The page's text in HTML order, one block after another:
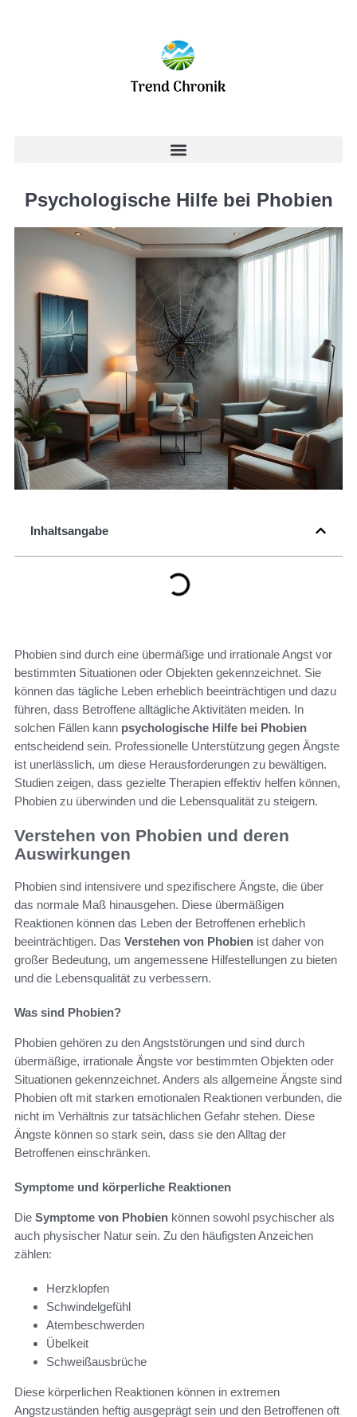
Psychologische Hilfe bei Phobien
Inhaltsangabe
Phobien sind durch eine übermäßige und irrationale Angst vor
bestimmten Situationen oder Objekten gekennzeichnet. Sie
können das tägliche Leben erheblich beeinträchtigen und dazu
führen, dass Betroffene alltägliche Aktivitäten meiden. In
solchen Fällen kann psychologische Hilfe bei Phobien
entscheidend sein. Professionelle Unterstützung gegen Ängste
ist unerlässlich, um diese Herausforderungen zu bewältigen.
Studien zeigen, dass gezielte Therapien effektiv helfen können,
Phobien zu überwinden und die Lebensqualität zu steigern.
Verstehen von Phobien und deren
Auswirkungen
Phobien sind intensivere und spezifischere Ängste, die über
das normale Maß hinausgehen. Diese übermäßigen
Reaktionen können das Leben der Betroffenen erheblich
beeinträchtigen. Das Verstehen von Phobien ist daher von
großer Bedeutung, um angemessene Hilfestellungen zu bieten
und die Lebensqualität zu verbessern.
Was sind Phobien?
Phobien gehören zu den Angststörungen und sind durch
übermäßige, irrationale Ängste vor bestimmten Objekten oder
Situationen gekennzeichnet. Anders als allgemeine Ängste sind
Phobien oft mit starken emotionalen Reaktionen verbunden, die
nicht im Verhältnis zur tatsächlichen Gefahr stehen. Diese
Ängste können so stark sein, dass sie den Alltag der
Betroffenen einschränken.
Symptome und körperliche Reaktionen
Die Symptome von Phobien können sowohl psychischer als
auch physischer Natur sein. Zu den häufigsten Anzeichen
zählen:
Herzklopfen
Schwindelgefühl
Atembeschwerden
Übelkeit
Schweißausbrüche
Diese körperlichen Reaktionen können in extremen
Angstzuständen heftig ausgeprägt sein und den Betroffenen oft